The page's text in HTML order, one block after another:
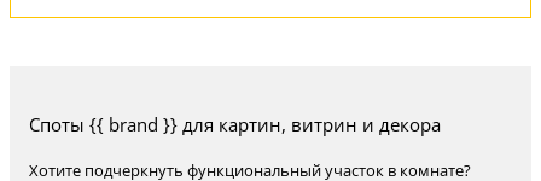
Споты {{ brand }} для картин, витрин и декора
Хотите подчеркнуть функциональный участок в комнате?